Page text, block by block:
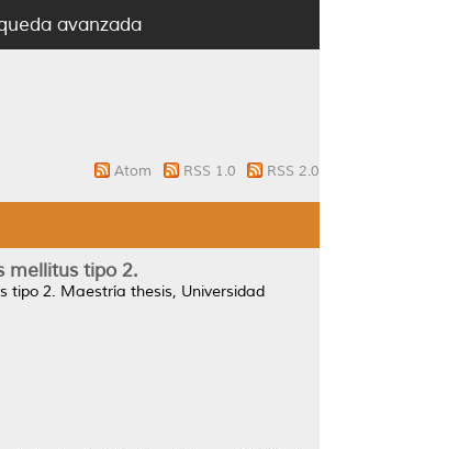
avanzada
Atom RSS 1.0 RSS 2.0
mellitus tipo 2.
tipo 2. Maestría thesis, Universidad